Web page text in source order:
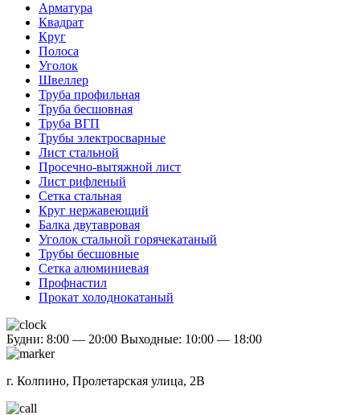
Арматура
Квадрат
Круг
Полоса
Уголок
Швеллер
Труба профильная
Труба бесшовная
Труба ВГП
Трубы электросварные
Лист стальной
Просечно-вытяжной лист
Лист рифленый
Сетка стальная
Круг нержавеющий
Балка двутавровая
Уголок стальной горячекатаный
Трубы бесшовные
Сетка алюминиевая
Профнастил
Прокат холоднокатаный
Будни: 8:00 — 20:00 Выходные: 10:00 — 18:00
г. Колпино, Пролетарская улица, 2В